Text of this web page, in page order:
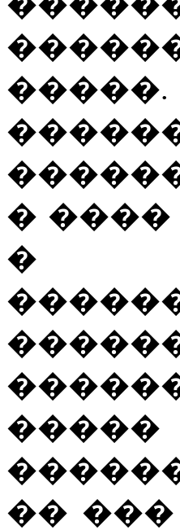
�����.
� ����
�
�����
��